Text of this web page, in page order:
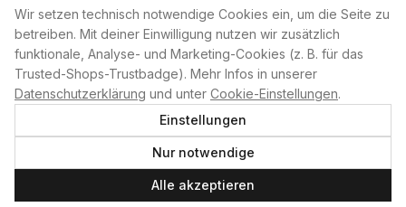
Wir setzen technisch notwendige Cookies ein, um die Seite zu
betreiben. Mit deiner Einwilligung nutzen wir zusätzlich
funktionale, Analyse- und Marketing-Cookies (z. B. für das
Trusted-Shops-Trustbadge). Mehr Infos in unserer
Datenschutzerklärung und unter Cookie-Einstellungen.
Einstellungen
Nur notwendige
Alle akzeptieren
+49 234 687 00 38
shop@plan-b-funsport.de
Sichere Zahlung mit:
©2026Plan B. Alle Rechte vorbehalten.